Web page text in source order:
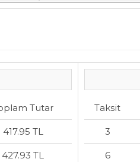
Tutar
417.95 TL
427.93 TL
Taksit
3
6